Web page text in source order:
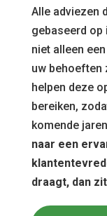
Alle adviezen
gebaseerd
niet alleen
uw behoeften
helpen deze
bereiken,
komende
naar een
draagt, dan